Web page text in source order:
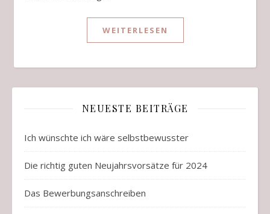
WEITERLESEN
NEUESTE BEITRÄGE
Ich wünschte ich wäre selbstbewusster
Die richtig guten Neujahrsvorsätze für 2024
Das Bewerbungsanschreiben